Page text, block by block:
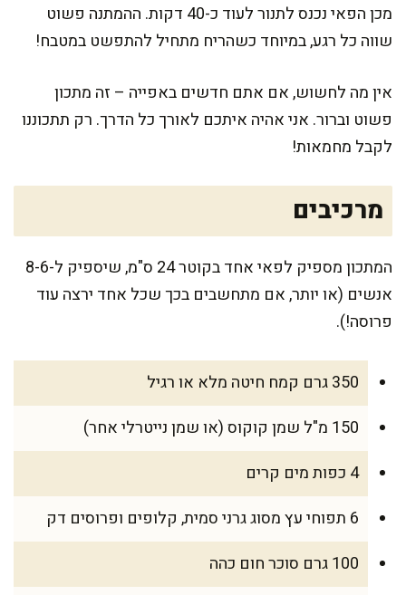
מכן הפאי נכנס לתנור לעוד כ-40 דקות. ההמתנה פשוט
שווה כל רגע, במיוחד כשהריח מתחיל להתפשט במטבח!
אין מה לחשוש, אם אתם חדשים באפייה – זה מתכון
פשוט וברור. אני אהיה איתכם לאורך כל הדרך. רק תתכוננו
לקבל מחמאות!
מרכיבים
המתכון מספיק לפאי אחד בקוטר 24 ס"מ, שיספיק ל-8-6
אנשים (או יותר, אם מתחשבים בכך שכל אחד ירצה עוד
פרוסה!).
350 גרם קמח חיטה מלא או רגיל
150 מ"ל שמן קוקוס (או שמן נייטרלי אחר)
4 כפות מים קרים
6 תפוחי עץ מסוג גרני סמית, קלופים ופרוסים דק
100 גרם סוכר חום כהה